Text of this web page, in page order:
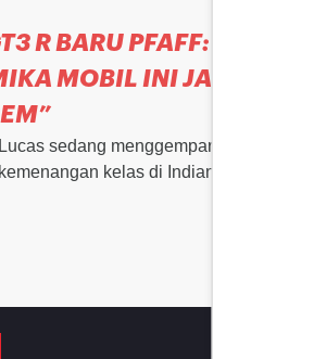
R BARU PFAFF:
MOBIL INI JAUH
sedang menggemparkan dunia
kelas di Indianapolis 8-